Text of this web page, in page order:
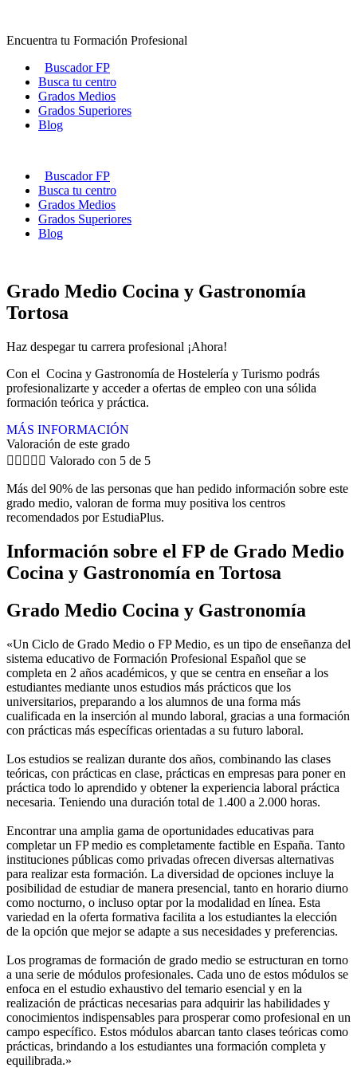
contenido
Encuentra tu Formación Profesional
Buscador FP
Busca tu centro
Grados Medios
Grados Superiores
Blog
Buscador FP
Busca tu centro
Grados Medios
Grados Superiores
Blog
Grado Medio Cocina y Gastronomía
Tortosa
Haz despegar tu carrera profesional ¡Ahora!
Con el Cocina y Gastronomía de Hostelería y Turismo podrás
profesionalizarte y acceder a ofertas de empleo con una sólida
formación teórica y práctica.
MÁS INFORMACIÓN
Valoración de este grado
     Valorado con 5 de 5
Más del 90% de las personas que han pedido información sobre este
grado medio, valoran de forma muy positiva los centros
recomendados por EstudiaPlus.
Información sobre el FP de Grado Medio
Cocina y Gastronomía en Tortosa
Grado Medio Cocina y Gastronomía
«Un Ciclo de Grado Medio o FP Medio, es un tipo de enseñanza del
sistema educativo de Formación Profesional Español que se
completa en 2 años académicos, y que se centra en enseñar a los
estudiantes mediante unos estudios más prácticos que los
universitarios, preparando a los alumnos de una forma más
cualificada en la inserción al mundo laboral, gracias a una formación
con prácticas más específicas orientadas a su futuro laboral.
Los estudios se realizan durante dos años, combinando las clases
teóricas, con prácticas en clase, prácticas en empresas para poner en
práctica todo lo aprendido y obtener la experiencia laboral práctica
necesaria. Teniendo una duración total de 1.400 a 2.000 horas.
Encontrar una amplia gama de oportunidades educativas para
completar un FP medio es completamente factible en España. Tanto
instituciones públicas como privadas ofrecen diversas alternativas
para realizar esta formación. La diversidad de opciones incluye la
posibilidad de estudiar de manera presencial, tanto en horario diurno
como nocturno, o incluso optar por la modalidad en línea. Esta
variedad en la oferta formativa facilita a los estudiantes la elección
de la opción que mejor se adapte a sus necesidades y preferencias.
Los programas de formación de grado medio se estructuran en torno
a una serie de módulos profesionales. Cada uno de estos módulos se
enfoca en el estudio exhaustivo del temario esencial y en la
realización de prácticas necesarias para adquirir las habilidades y
conocimientos indispensables para prosperar como profesional en un
campo específico. Estos módulos abarcan tanto clases teóricas como
prácticas, brindando a los estudiantes una formación completa y
equilibrada.»